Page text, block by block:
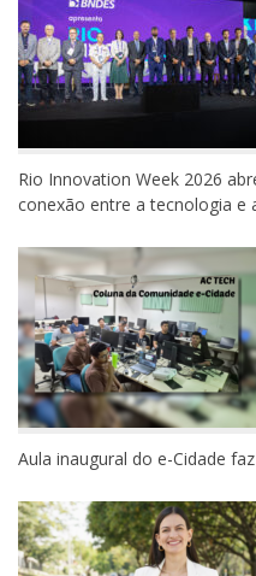
Rio Innovation Week 2026
conexão entre a tecnologia e
Aula inaugural do e-Cidade